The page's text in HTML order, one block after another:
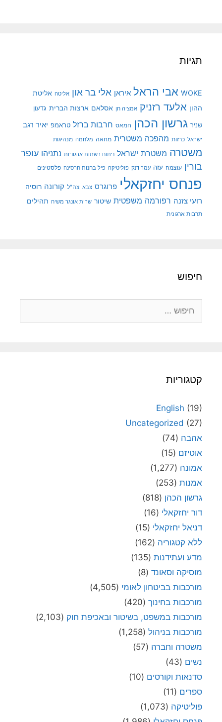
תגיות
WOKE אבי הראל איראן אלי בר און אליטה אליטת
ההון אלעד רזניק אמציה חן אסלאם ארצות הברית גדעון
שניר גרשון הכהן חמאס חרבות ברזל טראמפ יאיר רגב
ישראל כרזות מהפכה משטרית מחאה מלחמה מנהיגות
משטרה משטרת ישראל ניתוח רשתות ארגוניות נתניהו עופר
בורין עוצמה עזה עמר דנק פוליטיקה פיל בחנות חרסינה פלסטינים
פנחס יחזקאלי פרוגרס צבא צה"ל קורונה רוסיה
רועי צזנה רפורמה משפטית שיטור שרית אונגר משיח תהילים
תרבות ארגונית
חיפוש
קטגוריות
English (19)
Uncategorized (27)
אהבה (74)
אוטיזם (15)
אמונה (1,277)
אמנות (253)
גרשון הכהן (818)
דור יחזקאלי (16)
דניאל יחזקאלי (15)
ללא קטגוריה (162)
מדע ועתידנות (135)
מוסיקה וסאונד (8)
מורכבות בביטחון לאומי (4,505)
מורכבות בחינוך (420)
מורכבות במשפט, בשיטור ובאכיפת חוק (2,103)
מורכבות בניהול (1,258)
משטרה וחברה (57)
נשים (43)
סדנאות וקורסים (10)
ספרים (11)
פוליטיקה (1,073)